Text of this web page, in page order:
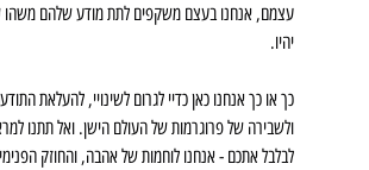
עצמם, אנחנו בעצם משקפים לתת מודע שלהם משהו
יהיו.
כך או כך אנחנו כאן כדיי לגרום לשינויי, להעלאת
ולשבירה של פרוגרמות של העולם הישן. ואל תתנו
לבלבל אתכם - אנחנו לוחמות של אהבה, והחוזק